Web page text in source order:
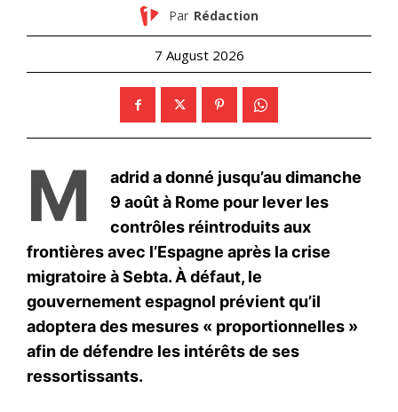
Formules d’abonnement
Kaspersky : la numérisation
redéfinit les liens familiaux,
sous vigilance sécuritaire
25 February 2026
In "Business"
Associated Press : comment
des rumeurs sur les réseaux
sociaux ont déclenché une
crise migratoire majeure à
Sebta
In "Société"
Facebook a accidentellement